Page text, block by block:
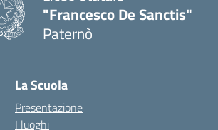
"Francesco De Sanctis"
Paternò
La Scuola
Presentazione
I luoghi